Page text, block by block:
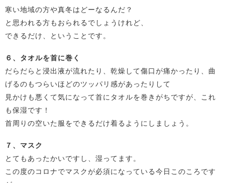
寒い地域の方や真冬はどーなるんだ？
と思われる方もおられるでしょうけれど、
できるだけ、ということです。
６、タオルを首に巻く
だらだらと浸出液が流れたり、乾燥して傷口が痛かったり、曲
げるのもつらいほどのツッパリ感があったりして
見かけも悪くて気になって首にタオルを巻きがちですが、これ
も保湿です！
首周りの空いた服をできるだけ着るようにしましょう。
７、マスク
とてもあったかいですし、湿ってます。
この度のコロナでマスクが必須になっている今日このころです